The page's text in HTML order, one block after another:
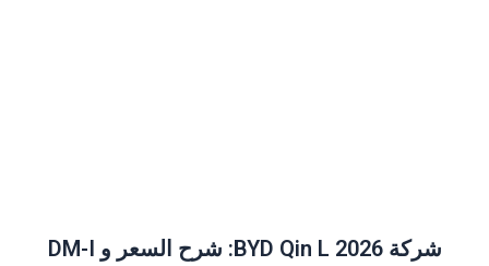
شركة BYD Qin L 2026: شرح السعر و DM-I